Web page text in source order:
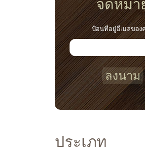
จดหมา
ป้อนที่อยู่อีเมลขอ
ลงนาม
ประเภท